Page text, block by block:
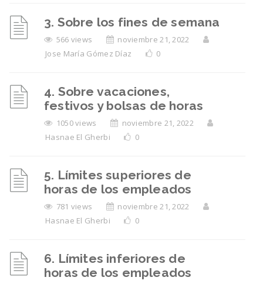
3. Sobre los fines de semana
566 views
noviembre 21, 2022
Jose María Gómez Díaz
0
4. Sobre vacaciones,
festivos y bolsas de horas
1050 views
noviembre 21, 2022
Hasnae El Gherbi
0
5. Límites superiores de
horas de los empleados
781 views
noviembre 21, 2022
Hasnae El Gherbi
0
6. Límites inferiores de
horas de los empleados